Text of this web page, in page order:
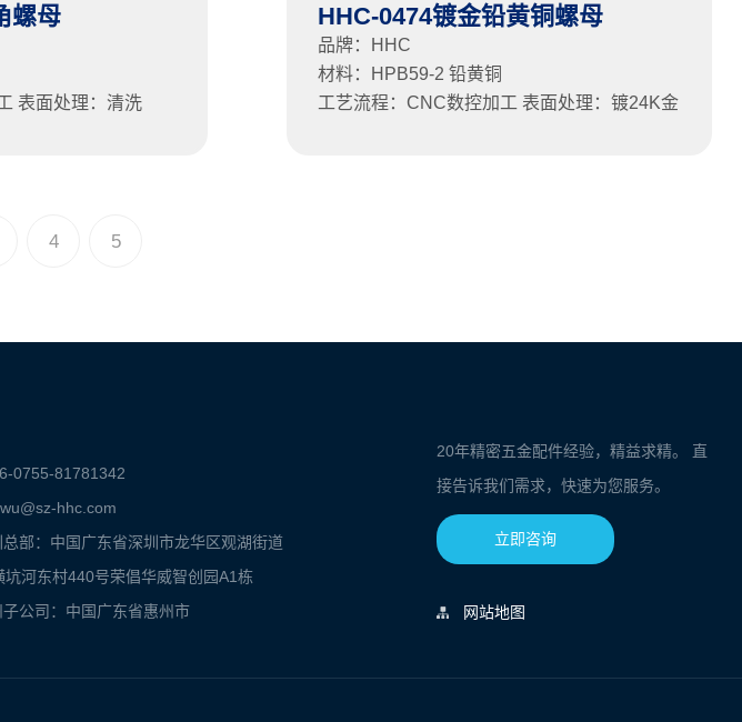
螺母
表面处理：清洗
HHC-0474镀金铅黄铜螺母
品牌：HHC
材料：HPB59-2 铅黄铜
工艺流程：CNC数控加工 表面处理：镀24K金
4 5
0755-81781342
hhc.com
部：中国广东省深圳市龙华区观湖街道
坑河东村440号荣倡华威智创园A1栋
公司：中国广东省惠州市
20年精密五金配件经验，精益求精。 直
接告诉我们需求，快速为您服务。
立即咨询
网站地图